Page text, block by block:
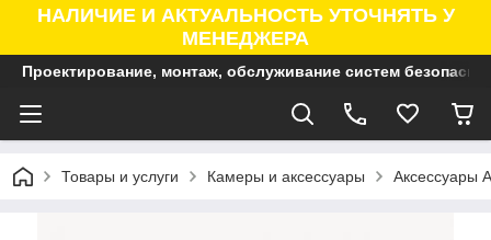
НАЛИЧИЕ И АКТУАЛЬНОСТЬ УТОЧНЯТЬ У
МЕНЕДЖЕРА
Проектирование, монтаж, обслуживание систем
Товары и услуги Камеры и аксессуары Аксессуары